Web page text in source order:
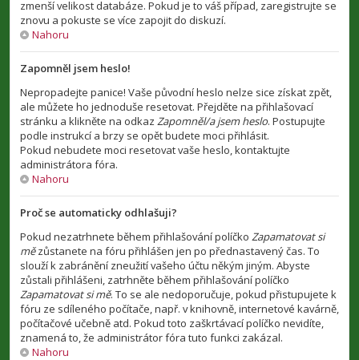
zmenší velikost databáze. Pokud je to váš případ, zaregistrujte se
znovu a pokuste se více zapojit do diskuzí.
Nahoru
Zapomněl jsem heslo!
Nepropadejte panice! Vaše původní heslo nelze sice získat zpět,
ale můžete ho jednoduše resetovat. Přejděte na přihlašovací
stránku a klikněte na odkaz Zapomněl/a jsem heslo. Postupujte
podle instrukcí a brzy se opět budete moci přihlásit.
Pokud nebudete moci resetovat vaše heslo, kontaktujte
administrátora fóra.
Nahoru
Proč se automaticky odhlašuji?
Pokud nezatrhnete během přihlašování políčko Zapamatovat si
mězůstanete na fóru přihlášen jen po přednastavený čas. To
slouží k zabránění zneužití vašeho účtu někým jiným. Abyste
zůstali přihlášeni, zatrhněte během přihlašování políčko
Zapamatovat si mě. To se ale nedoporučuje, pokud přistupujete k
fóru ze sdíleného počítače, např. v knihovně, internetové kavárně,
počítačové učebně atd. Pokud toto zaškrtávací políčko nevidíte,
znamená to, že administrátor fóra tuto funkci zakázal.
Nahoru